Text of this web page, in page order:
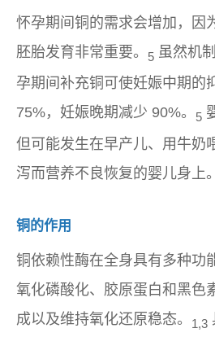
怀孕期间铜的需求会增加，因
胚胎发育非常重要。
5 虽然机
孕期间补充铜可使妊娠中期的
75%，妊娠晚期减少 90%。
5
但可能发生在早产儿、用牛奶
泻而营养不良恢复的婴儿身上。
铜的作用
铜依赖性酶在全身具有多种功
氧化磷酸化、胶原蛋白和黑色
成以及维持氧化还原稳态。
1,3